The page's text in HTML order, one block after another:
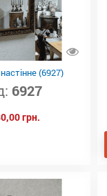
(6927)
6927
грн.